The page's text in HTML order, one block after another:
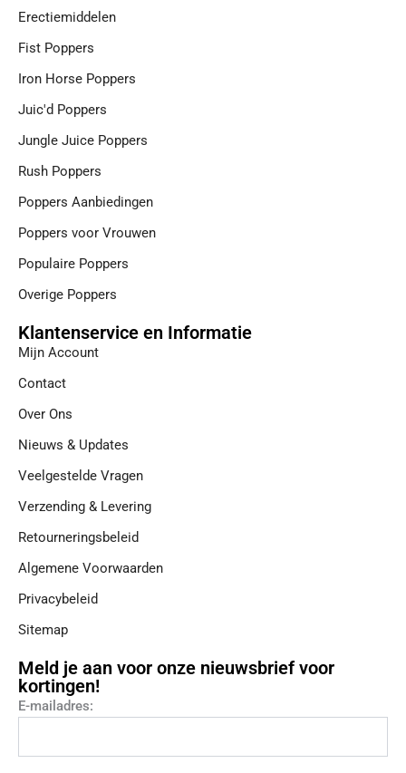
Erectiemiddelen
Fist Poppers
Iron Horse Poppers
Juic'd Poppers
Jungle Juice Poppers
Rush Poppers
Poppers Aanbiedingen
Poppers voor Vrouwen
Populaire Poppers
Overige Poppers
Klantenservice en Informatie
Mijn Account
Contact
Over Ons
Nieuws & Updates
Veelgestelde Vragen
Verzending & Levering
Retourneringsbeleid
Algemene Voorwaarden
Privacybeleid
Sitemap
Meld je aan voor onze nieuwsbrief voor
kortingen!
E-mailadres: